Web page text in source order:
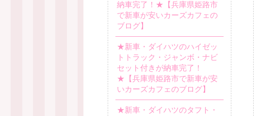
納車完了！★【兵庫県姫路市
で新車が安いカーズカフェの
ブログ】
★新車・ダイハツのハイゼッ
トトラック・ジャンボ・ナビ
セット付きが納車完了！
★【兵庫県姫路市で新車が安
いカーズカフェのブログ】
★新車・ダイハツのタフト・